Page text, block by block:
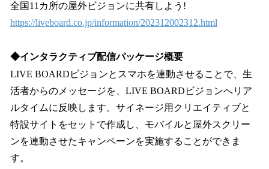
全国11カ所の屋外ビジョンに共有しよう!
https://liveboard.co.jp/information/202312002312.html
◆インタラクティブ配信パッケージ概要
LIVE BOARDビジョンとスマホを連動させることで、生
活者からのメッセージを、LIVE BOARDビジョンへリア
ルタイムに反映します。サイネージ用クリエイティブと
特設サイトをセットで作成し、モバイルと屋外スクリー
ンを連動させたキャンペーンを実施することができま
す。